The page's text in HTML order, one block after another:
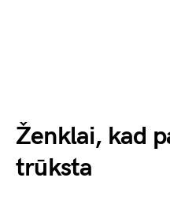
Ženklai, kad
trūksta